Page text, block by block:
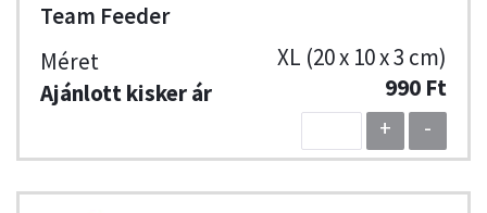
Team Feeder
XL (20 x 10 x 3 cm)
990 Ft
+
-